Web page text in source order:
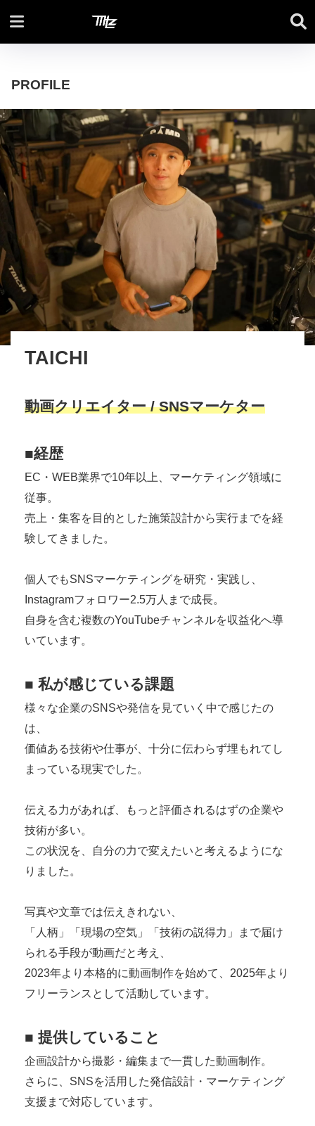
PROFILE
TAICHI
動画クリエイター / SNSマーケター
■経歴
EC・WEB業界で10年以上、マーケティング領域に
従事。
売上・集客を目的とした施策設計から実行までを経
験してきました。
個人でもSNSマーケティングを研究・実践し、
Instagramフォロワー2.5万人まで成長。
自身を含む複数のYouTubeチャンネルを収益化へ導
いています。
■ 私が感じている課題
様々な企業のSNSや発信を見ていく中で感じたの
は、
価値ある技術や仕事が、十分に伝わらず埋もれてし
まっている現実でした。
伝える力があれば、もっと評価されるはずの企業や
技術が多い。
この状況を、自分の力で変えたいと考えるようにな
りました。
写真や文章では伝えきれない、
「人柄」「現場の空気」「技術の説得力」まで届け
られる手段が動画だと考え、
2023年より本格的に動画制作を始めて、2025年より
フリーランスとして活動しています。
■ 提供していること
企画設計から撮影・編集まで一貫した動画制作。
さらに、SNSを活用した発信設計・マーケティング
支援まで対応しています。